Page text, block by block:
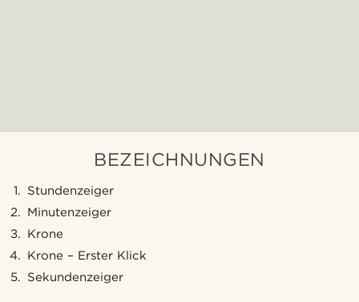
BEZEICHNUNGEN
Stundenzeiger
Minutenzeiger
Krone
Krone – Erster Klick
Sekundenzeiger